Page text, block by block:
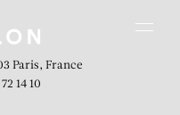
Paris, France
14 10